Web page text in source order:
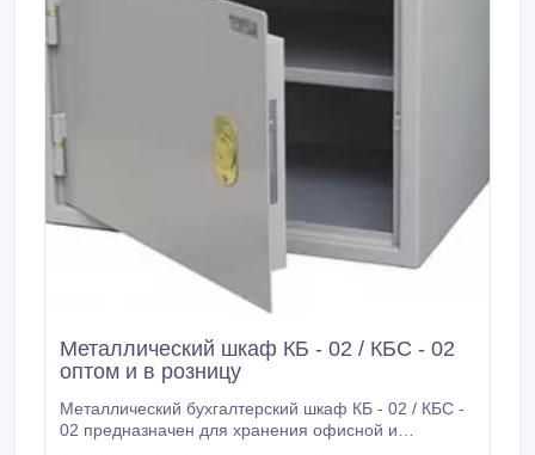
Металлический шкаф КБ - 02 / КБС - 02
оптом и в розницу
Металлический бухгалтерский шкаф КБ - 02 / КБС -
02 предназначен для хранения офисной и